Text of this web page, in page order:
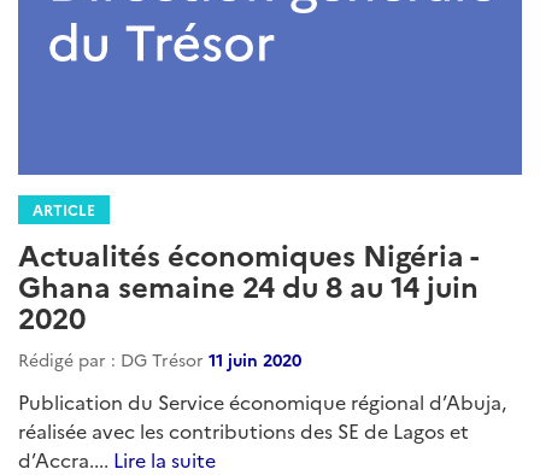
ARTICLE
Actualités économiques Nigéria -
Ghana semaine 24 du 8 au 14 juin
2020
Rédigé par : DG Trésor 11 juin 2020
Publication du Service économique régional d’Abuja,
réalisée avec les contributions des SE de Lagos et
d’Accra.... Lire la suite